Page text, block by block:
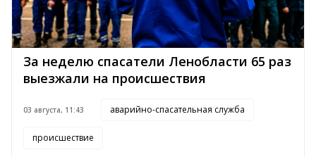
За неделю спасатели Ленобласти 65 раз
выезжали на происшествия
03 августа, 11:43 аварийно-спасательная служба
происшествие